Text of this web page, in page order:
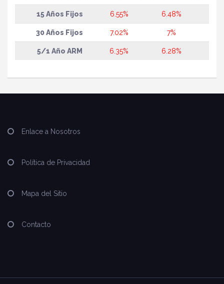
15 Años Fijos 6.55% 6.48%
30 Años Fijos 7.02% 7%
5/1 Año ARM 6.35% 6.28%
Enlace a Nosotros
Política de Privacidad
Mapa del Sitio
Contacto